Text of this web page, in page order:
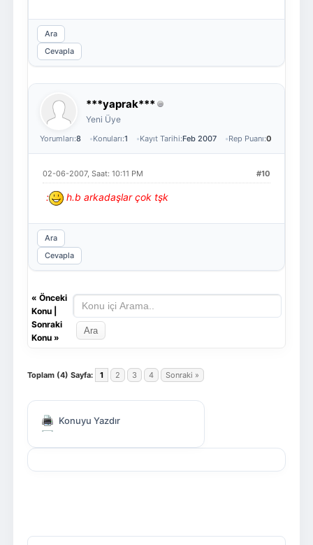
Ara
Cevapla
***yaprak***
Yeni Üye
Yorumları:8 Konuları:1 Kayıt Tarihi:Feb 2007 Rep Puanı:0
#10
02-06-2007, Saat: 10:11 PM
: h.b arkadaşlar çok tşk
Ara
Cevapla
« Önceki
Konu|
Sonraki
Konu»
Toplam (4) Sayfa: 1 2 3 4 Sonraki »
Konuyu Yazdır